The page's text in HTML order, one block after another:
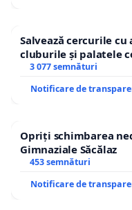
Salvează cercurile
cluburile și palatele
3 077 semnături
Notificare de
Opriți schimbarea
Gimnaziale Săcălaz
453 semnături
Notificare de